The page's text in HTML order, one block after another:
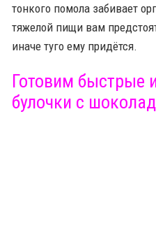
тонкого помола забивает
тяжелой пищи вам
иначе туго ему придётся.
Готовим быстрые
булочки с